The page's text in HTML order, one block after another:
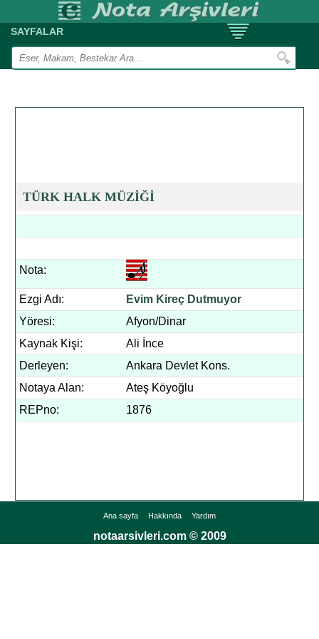
SAYFALAR
TÜRK HALK MÜZİĞİ
Nota:
Ezgi Adı:
Evim Kireç Dutmuyor
Yöresi:
Afyon/Dinar
Kaynak Kişi:
Ali İnce
Derleyen:
Ankara Devlet Kons.
Notaya Alan:
Ateş Köyoğlu
REPno:
1876
Ana sayfa Hakkında Yardım
notaarsivleri.com © 2009